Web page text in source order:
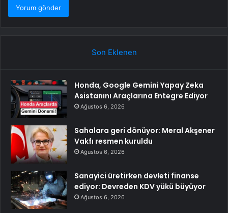
Son Eklenen
Honda, Google Gemini Yapay Zeka
Asistanını Araçlarına Entegre Ediyor
Ağustos 6, 2026
Sahalara geri dönüyor: Meral Akşener
Vakfı resmen kuruldu
Ağustos 6, 2026
Sanayici üretirken devleti finanse
ediyor: Devreden KDV yükü büyüyor
Ağustos 6, 2026